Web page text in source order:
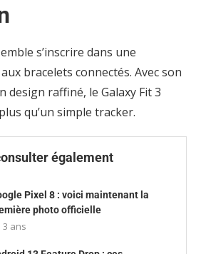
s’inscrire dans une
bracelets connectés. Avec son
design raffiné, le Galaxy Fit 3
qu’un simple tracker.
également
Pixel 8 : voici maintenant la
photo officielle
3 ans